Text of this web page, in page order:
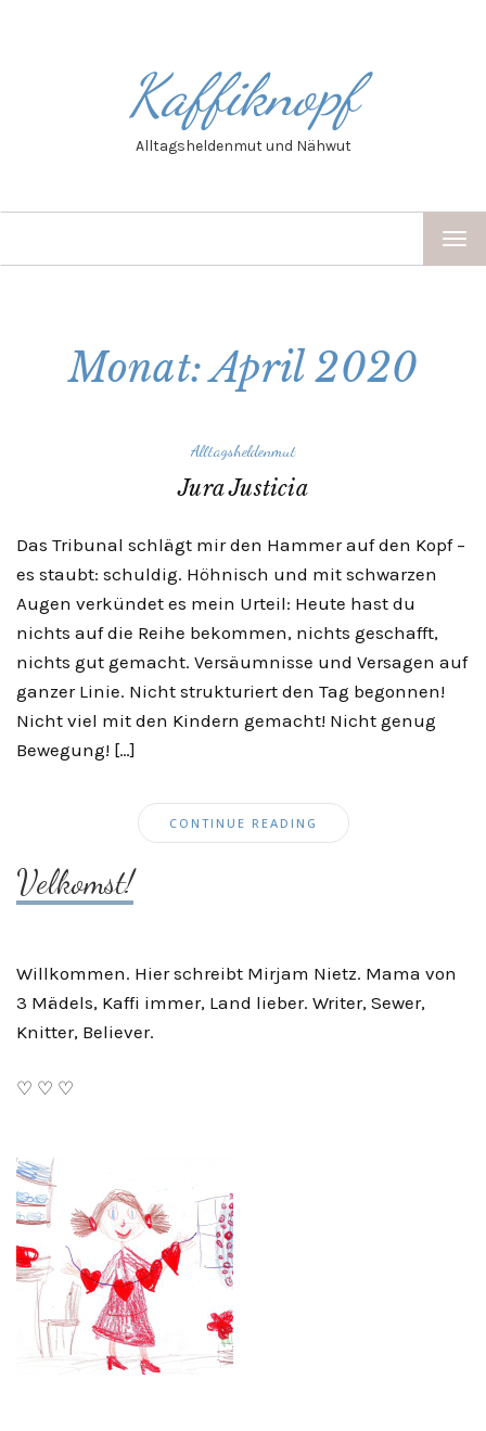
Kaffiknopf
Alltagsheldenmut und Nähwut
Monat: April 2020
Alltagsheldenmut
Jura Justicia
Das Tribunal schlägt mir den Hammer auf den Kopf –
es staubt: schuldig. Höhnisch und mit schwarzen
Augen verkündet es mein Urteil: Heute hast du
nichts auf die Reihe bekommen, nichts geschafft,
nichts gut gemacht. Versäumnisse und Versagen auf
ganzer Linie. Nicht strukturiert den Tag begonnen!
Nicht viel mit den Kindern gemacht! Nicht genug
Bewegung! […]
CONTINUE READING
Velkomst!
Willkommen. Hier schreibt Mirjam Nietz. Mama von
3 Mädels, Kaffi immer, Land lieber. Writer, Sewer,
Knitter, Believer.
♡ ♡ ♡